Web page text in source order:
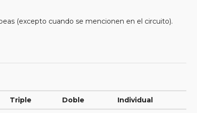
(excepto cuando se mencionen en el circuito).
Triple Doble Individual